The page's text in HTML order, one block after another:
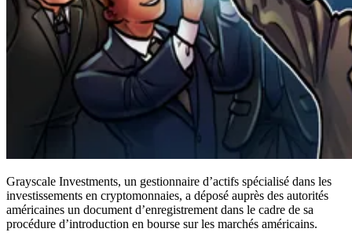
Grayscale Investments, un gestionnaire d’actifs spécialisé dans les
investissements en cryptomonnaies, a déposé auprès des autorités
américaines un document d’enregistrement dans le cadre de sa
procédure d’introduction en bourse sur les marchés américains.